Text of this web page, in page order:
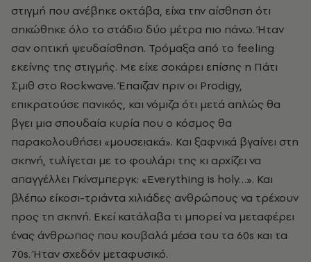
στιγμή που ανέβηκε οκτάβα, είχα την αίσθηση ότι
σηκώθηκε όλο το στάδιο δύο μέτρα πιο πάνω. Ήταν
σαν οπτική ψευδαίσθηση. Τρόμαξα από το feeling
εκείνης της στιγμής. Με είχε σοκάρει επίσης η Πάτι
Σμιθ στο Rockwave. Έπαιζαν πριν οι Prodigy,
επικρατούσε πανικός, και νόμιζα ότι μετά απλώς θα
βγει μια σπουδαία κυρία που ο κόσμος θα
παρακολουθήσει «μουσειακά». Και ξαφνικά βγαίνει στη
σκηνή, τυλίγεται με το φουλάρι της κι αρχίζει να
απαγγέλλει Γκίνσμπεργκ: «Everything is holy…». Και
βλέπω είκοσι-τριάντα χιλιάδες ανθρώπους να τρέχουν
προς τη σκηνή. Εκεί κατάλαβα τι μπορεί να μεταφέρει
ένας άνθρωπος που κουβαλά μέσα του τα 60s και τα
70s. Ήταν σχεδόν μεταφυσικό.